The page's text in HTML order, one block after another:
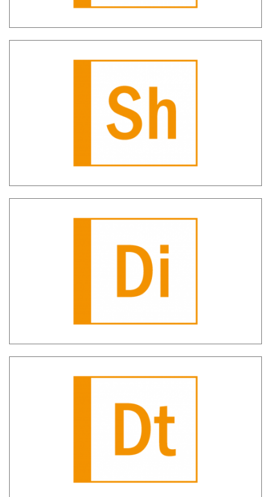
Sherlock – Gestione Archivio Unico
Informatico
SH Diana – Diagnostico AUI
SH Diana Trend – Analisi andamento
anomalie